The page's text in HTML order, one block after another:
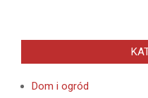
Dom i ogród